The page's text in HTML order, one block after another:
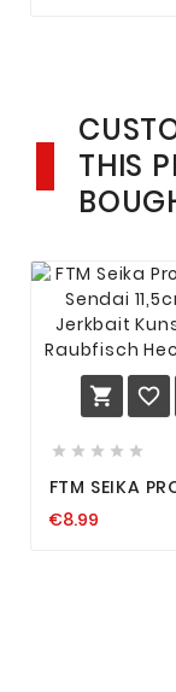
THIS
 
    
FTM SEIKA
11,5CM 32G
€8.99